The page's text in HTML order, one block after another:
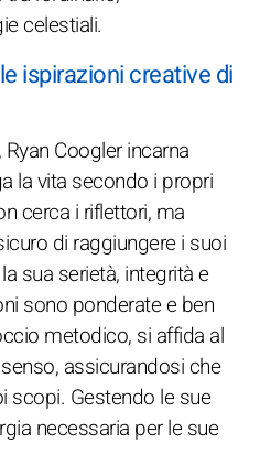
celestiali.
ispirazioni creative di
Coogler incarna
la vita secondo i propri
cerca i riflettori, ma
di raggiungere i suoi
sua serietà, integrità e
sono ponderate e ben
metodico, si affida al
assicurandosi che
scopi. Gestendo le sue
necessaria per le sue